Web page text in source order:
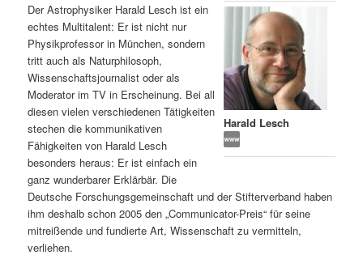
h
a
l
t
s
p
r
I
n
h
a
l
t
s
Harald Lesch
Der Astrophysiker Harald Lesch ist ein
echtes Multitalent: Er ist nicht nur
Physikprofessor in München, sondern
tritt auch als Naturphilosoph,
Wissenschaftsjournalist oder als
Moderator im TV in Erscheinung. Bei all
diesen vielen verschiedenen Tätigkeiten
stechen die kommunikativen
Fähigkeiten von Harald Lesch
besonders heraus: Er ist einfach ein
ganz wunderbarer Erklärbär. Die
Deutsche Forschungsgemeinschaft und der Stifterverband haben
ihm deshalb schon 2005 den „Communicator-Preis“ für seine
mitreißende und fundierte Art, Wissenschaft zu vermitteln,
verliehen.